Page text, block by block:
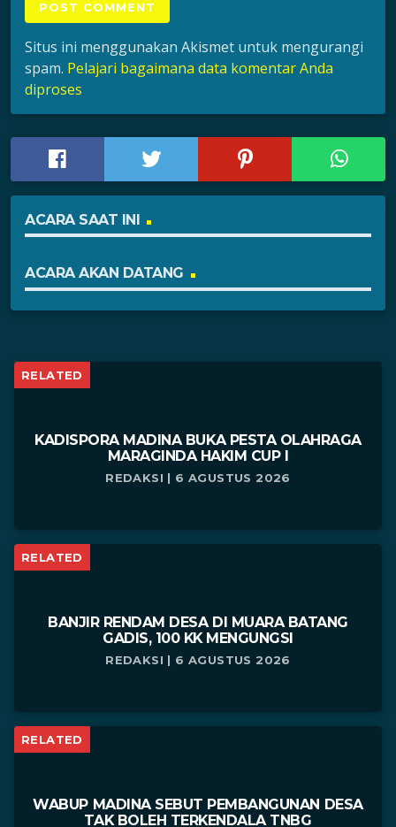
Situs ini menggunakan Akismet untuk mengurangi
spam. Pelajari bagaimana data komentar Anda
diproses
ACARA SAAT INI
ACARA AKAN DATANG
RELATED
KADISPORA MADINA BUKA PESTA OLAHRAGA
MARAGINDA HAKIM CUP I
REDAKSI | 6 AGUSTUS 2026
RELATED
BANJIR RENDAM DESA DI MUARA BATANG
GADIS, 100 KK MENGUNGSI
REDAKSI | 6 AGUSTUS 2026
RELATED
WABUP MADINA SEBUT PEMBANGUNAN DESA
TAK BOLEH TERKENDALA TNBG